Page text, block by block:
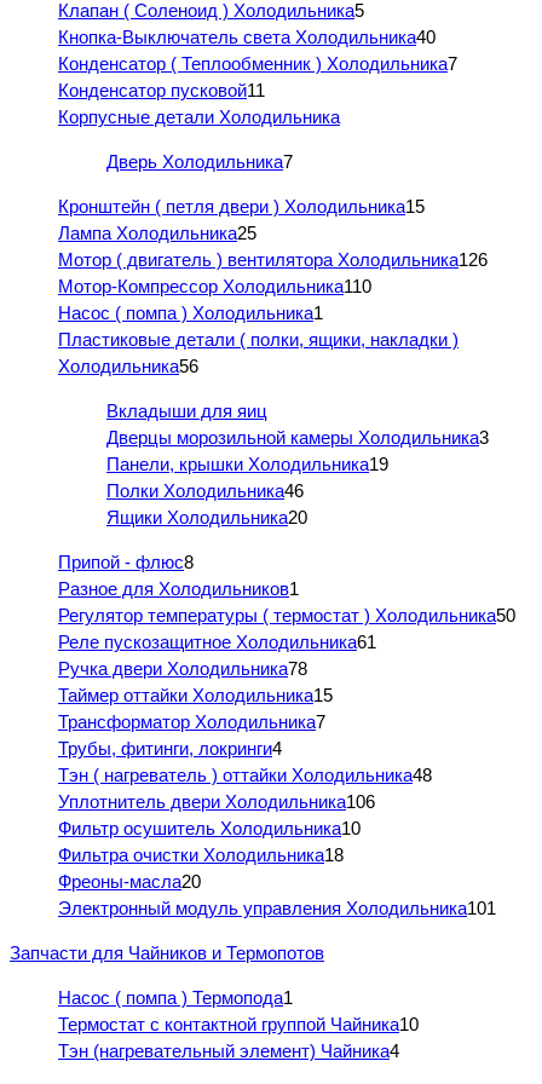
Клапан ( Соленоид ) Холодильника5
Кнопка-Выключатель света Холодильника40
Конденсатор ( Теплообменник ) Холодильника7
Конденсатор пусковой11
Корпусные детали Холодильника
Дверь Холодильника7
Кронштейн ( петля двери ) Холодильника15
Лампа Холодильника25
Мотор ( двигатель ) вентилятора Холодильника126
Мотор-Компрессор Холодильника110
Насос ( помпа ) Холодильника1
Пластиковые детали ( полки, ящики, накладки )
Холодильника56
Вкладыши для яиц
Дверцы морозильной камеры Холодильника3
Панели, крышки Холодильника19
Полки Холодильника46
Ящики Холодильника20
Припой - флюс8
Разное для Холодильников1
Регулятор температуры ( термостат ) Холодильника50
Реле пускозащитное Холодильника61
Ручка двери Холодильника78
Таймер оттайки Холодильника15
Трансформатор Холодильника7
Трубы, фитинги, локринги4
Тэн ( нагреватель ) оттайки Холодильника48
Уплотнитель двери Холодильника106
Фильтр осушитель Холодильника10
Фильтра очистки Холодильника18
Фреоны-масла20
Электронный модуль управления Холодильника101
Запчасти для Чайников и Термопотов
Насос ( помпа ) Термопода1
Термостат с контактной группой Чайника10
Тэн (нагревательный элемент) Чайника4